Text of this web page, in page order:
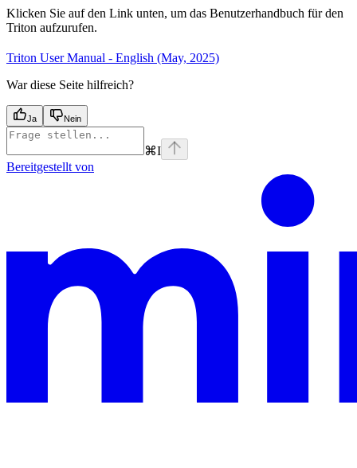
Klicken Sie auf den Link unten, um das Benutzerhandbuch für den
Triton aufzurufen.
Triton User Manual - English (May, 2025)
War diese Seite hilfreich?
Ja Nein
⌘I
Bereitgestellt von